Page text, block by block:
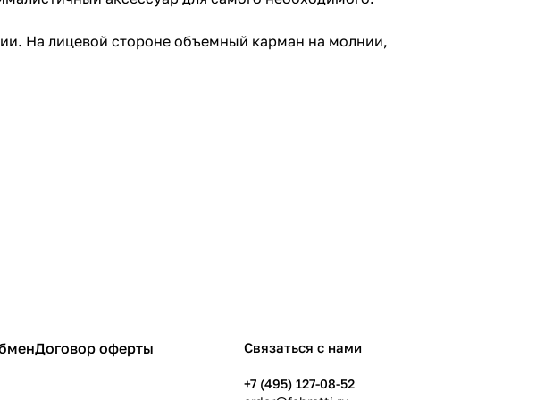
На лицевой стороне объемный карман на молнии,
Договор оферты
Связаться с нами
+7 (495) 127-08-52